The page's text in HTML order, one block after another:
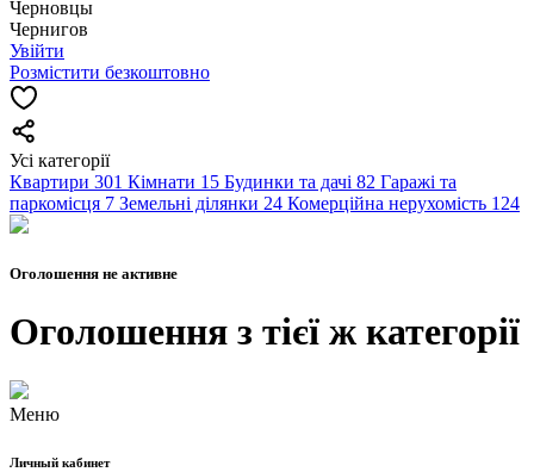
Чернoвцы
Чернигов
Увійти
Розмістити безкоштовно
Усі категорії
Квартири 301 Кімнати 15 Будинки та дачі 82 Гаражі та
паркомісця 7 Земельні ділянки 24 Комерційна нерухомість 124
Оголошення не активне
Оголошення з тієї ж категорії
Меню
Личный кабинет